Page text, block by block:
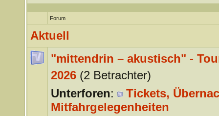
Forum
Aktuell
"mittendrin – akustisch" -
2026 (2 Betrachter)
Unterforen:
Tickets,
Mitfahrgelegenheiten